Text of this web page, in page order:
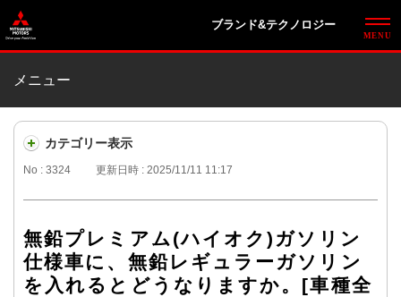
ブランド&テクノロジー
メニュー
カテゴリー表示
No : 3324 更新日時 : 2025/11/11 11:17
無鉛プレミアム(ハイオク)ガソリン
仕様車に、無鉛レギュラーガソリン
を入れるとどうなりますか。[車種全